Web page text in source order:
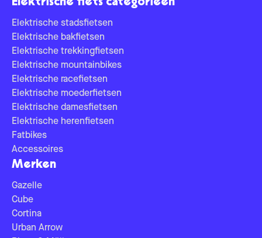
Elektrische fiets categorieën
Elektrische stadsfietsen
Elektrische bakfietsen
Elektrische trekkingfietsen
Elektrische mountainbikes
Elektrische racefietsen
Elektrische moederfietsen
Elektrische damesfietsen
Elektrische herenfietsen
Fatbikes
Accessoires
Merken
Gazelle
Cube
Cortina
Urban Arrow